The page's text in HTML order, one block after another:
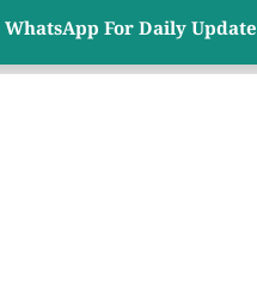
WhatsApp For Daily Update